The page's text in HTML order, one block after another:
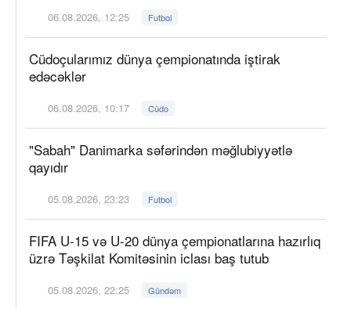
06.08.2026, 12:25 Futbol
Cüdoçularımız dünya çempionatında iştirak
edəcəklər
06.08.2026, 10:17 Cüdo
"Sabah" Danimarka səfərindən məğlubiyyətlə
qayıdır
05.08.2026, 23:23 Futbol
FIFA U-15 və U-20 dünya çempionatlarına hazırlıq
üzrə Təşkilat Komitəsinin iclası baş tutub
05.08.2026, 22:25 Gündəm